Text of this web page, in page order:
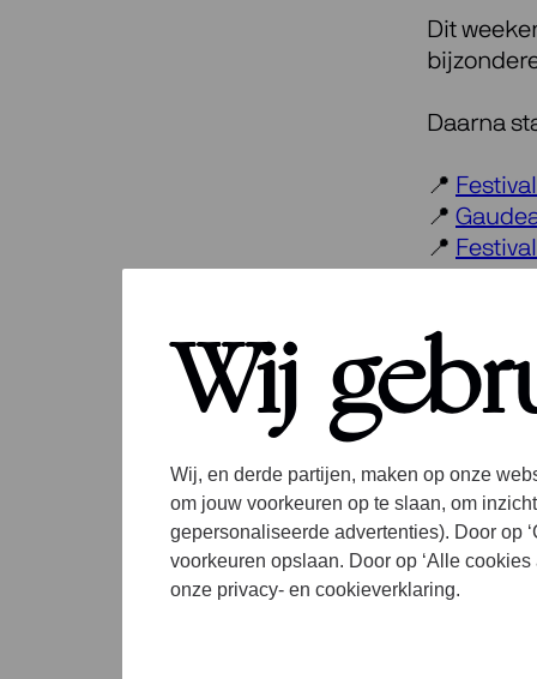
Wij
Wij, en derde partijen, maken op onze
om jouw voorkeuren op te slaan, om
gepersonaliseerde advertenties). Door op
voorkeuren opslaan. Door op ‘Alle
onze privacy- en cookieverklaring.
Dit
Daarna
📍
📍
📍
Voor
📷Foppe